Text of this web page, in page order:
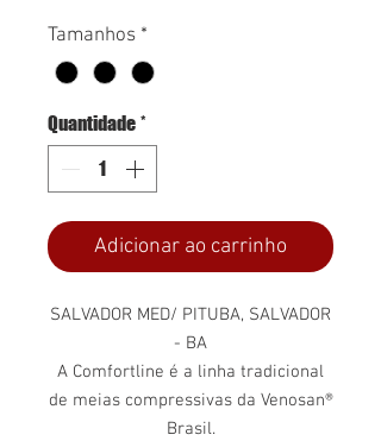
Tamanhos *
Quantidade *
Adicionar ao carrinho
SALVADOR MED/ PITUBA, SALVADOR
- BA
A Comfortline é a linha tradicional
de meias compressivas da Venosan®
Brasil.